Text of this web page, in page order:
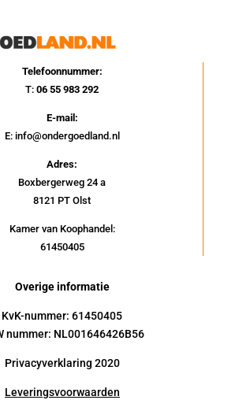
Telefoonnummer:
T:06 55 983 292
E-mail:
E: info@ondergoedland.nl
Adres:
Boxbergerweg 24 a
8121 PT Olst
Kamer van Koophandel:
61450405
Overige informatie
KvK-nummer: 61450405
nummer: NL001646426B56
Privacyverklaring 2020
Leveringsvoorwaarden